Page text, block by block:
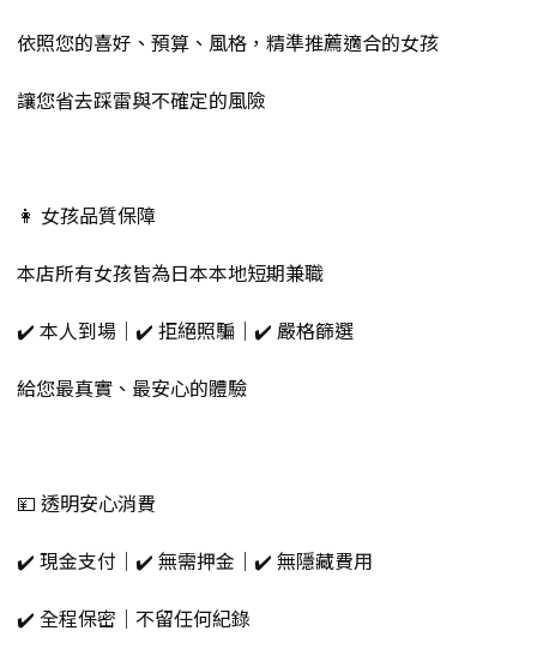
依照您的喜好、預算、風格，精準推薦適合的女孩
讓您省去踩雷與不確定的風險
👩 女孩品質保障
本店所有女孩皆為日本本地短期兼職
✔️ 本人到場｜✔️ 拒絕照騙｜✔️ 嚴格篩選
給您最真實、最安心的體驗
💴 透明安心消費
✔️ 現金支付｜✔️ 無需押金｜✔️ 無隱藏費用
✔️ 全程保密｜不留任何紀錄